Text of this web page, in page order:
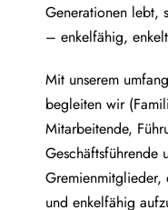
Generationen lebt,
– enkelfähig,
Mit unserem
begleiten wir
Mitarbeitende,
Geschäftsführende
Gremienmitglieder,
und enkelfähig